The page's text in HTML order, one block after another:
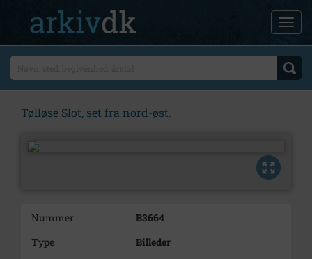
Tølløse Slot, set fra nord-øst.
Nummer
B3664
Type
Billeder